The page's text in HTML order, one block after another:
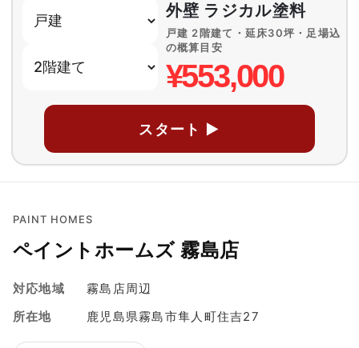
外壁 ラジカル塗料
戸建 2階建て・延床30坪・足場込
の概算目安
¥553,000
スタート ▶
PAINT HOMES
ペイントホームズ 霧島店
対応地域
霧島店周辺
所在地
鹿児島県霧島市隼人町住吉27